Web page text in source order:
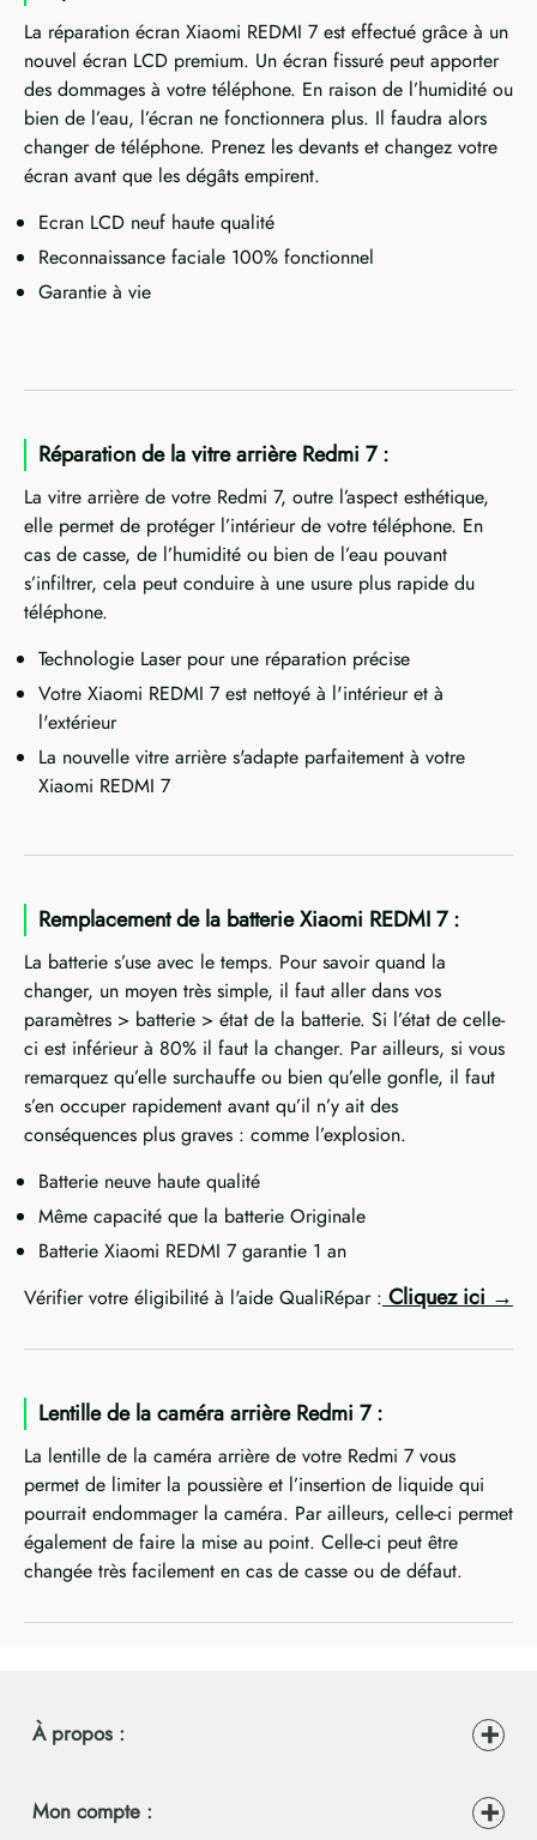
La réparation écran Xiaomi REDMI 7 est effectué grâce à un
nouvel écran LCD premium. Un écran fissuré peut apporter
des dommages à votre téléphone. En raison de l’humidité ou
bien de l’eau, l’écran ne fonctionnera plus. Il faudra alors
changer de téléphone. Prenez les devants et changez votre
écran avant que les dégâts empirent.
Ecran LCD neuf haute qualité
Reconnaissance faciale 100% fonctionnel
Garantie à vie
Réparation de la vitre arrière Redmi 7 :
La vitre arrière de votre Redmi 7, outre l’aspect esthétique,
elle permet de protéger l’intérieur de votre téléphone. En
cas de casse, de l’humidité ou bien de l’eau pouvant
s’infiltrer, cela peut conduire à une usure plus rapide du
téléphone.
Technologie Laser pour une réparation précise
Votre Xiaomi REDMI 7 est nettoyé à l'intérieur et à
l'extérieur
La nouvelle vitre arrière s'adapte parfaitement à votre
Xiaomi REDMI 7
Remplacement de la batterie Xiaomi REDMI 7 :
La batterie s’use avec le temps. Pour savoir quand la
changer, un moyen très simple, il faut aller dans vos
paramètres > batterie > état de la batterie. Si l’état de celle-
ci est inférieur à 80% il faut la changer. Par ailleurs, si vous
remarquez qu’elle surchauffe ou bien qu’elle gonfle, il faut
s’en occuper rapidement avant qu’il n’y ait des
conséquences plus graves : comme l’explosion.
Batterie neuve haute qualité
Même capacité que la batterie Originale
Batterie Xiaomi REDMI 7 garantie 1 an
Vérifier votre éligibilité à l'aide QualiRépar : Cliquez ici
Lentille de la caméra arrière Redmi 7 :
La lentille de la caméra arrière de votre Redmi 7 vous
permet de limiter la poussière et l’insertion de liquide qui
pourrait endommager la caméra. Par ailleurs, celle-ci permet
également de faire la mise au point. Celle-ci peut être
changée très facilement en cas de casse ou de défaut.
À propos :
Mon compte :